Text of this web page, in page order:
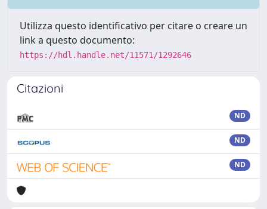
Utilizza questo identificativo per citare o creare un
link a questo documento:
https://hdl.handle.net/11571/1292646
Citazioni
ND
ND
ND